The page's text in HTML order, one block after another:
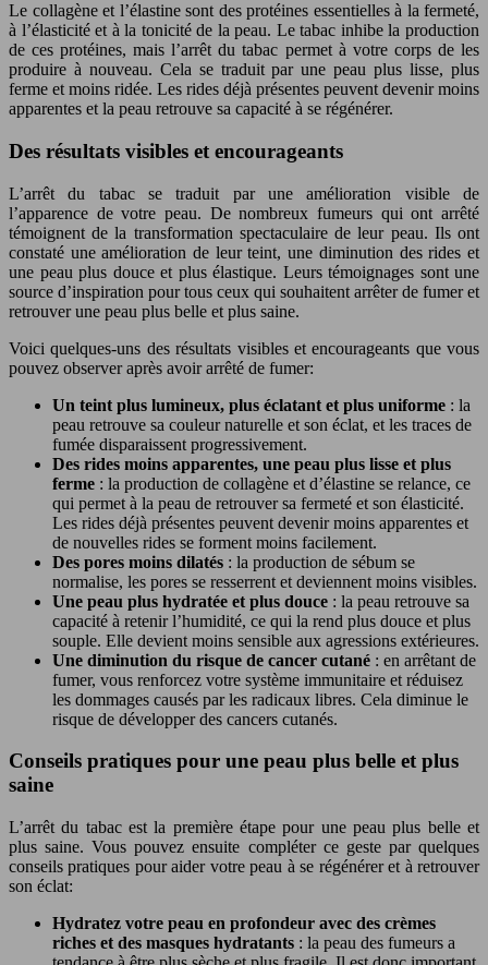
Le collagène et l’élastine sont des protéines essentielles à la fermeté,
à l’élasticité et à la tonicité de la peau. Le tabac inhibe la production
de ces protéines, mais l’arrêt du tabac permet à votre corps de les
produire à nouveau. Cela se traduit par une peau plus lisse, plus
ferme et moins ridée. Les rides déjà présentes peuvent devenir moins
apparentes et la peau retrouve sa capacité à se régénérer.
Des résultats visibles et encourageants
L’arrêt du tabac se traduit par une amélioration visible de
l’apparence de votre peau. De nombreux fumeurs qui ont arrêté
témoignent de la transformation spectaculaire de leur peau. Ils ont
constaté une amélioration de leur teint, une diminution des rides et
une peau plus douce et plus élastique. Leurs témoignages sont une
source d’inspiration pour tous ceux qui souhaitent arrêter de fumer et
retrouver une peau plus belle et plus saine.
Voici quelques-uns des résultats visibles et encourageants que vous
pouvez observer après avoir arrêté de fumer:
Un teint plus lumineux, plus éclatant et plus uniforme : la
peau retrouve sa couleur naturelle et son éclat, et les traces de
fumée disparaissent progressivement.
Des rides moins apparentes, une peau plus lisse et plus
ferme : la production de collagène et d’élastine se relance, ce
qui permet à la peau de retrouver sa fermeté et son élasticité.
Les rides déjà présentes peuvent devenir moins apparentes et
de nouvelles rides se forment moins facilement.
Des pores moins dilatés : la production de sébum se
normalise, les pores se resserrent et deviennent moins visibles.
Une peau plus hydratée et plus douce : la peau retrouve sa
capacité à retenir l’humidité, ce qui la rend plus douce et plus
souple. Elle devient moins sensible aux agressions extérieures.
Une diminution du risque de cancer cutané : en arrêtant de
fumer, vous renforcez votre système immunitaire et réduisez
les dommages causés par les radicaux libres. Cela diminue le
risque de développer des cancers cutanés.
Conseils pratiques pour une peau plus belle et plus
saine
L’arrêt du tabac est la première étape pour une peau plus belle et
plus saine. Vous pouvez ensuite compléter ce geste par quelques
conseils pratiques pour aider votre peau à se régénérer et à retrouver
son éclat:
Hydratez votre peau en profondeur avec des crèmes
riches et des masques hydratants : la peau des fumeurs a